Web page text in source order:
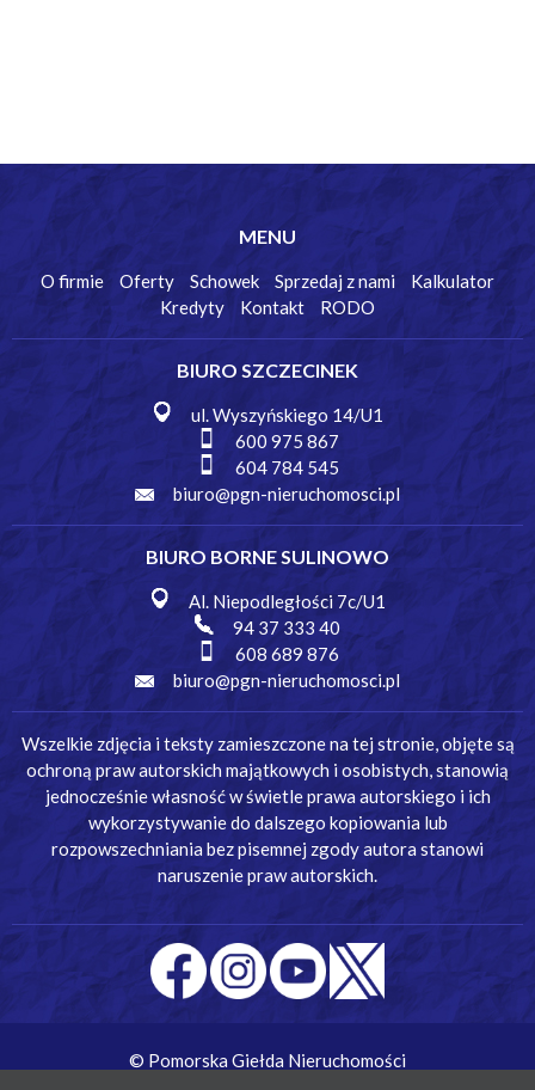
MENU
O firmie Oferty Schowek Sprzedaj z nami
Kalkulator
Kredyty
Kontakt RODO
BIURO SZCZECINEK
ul. Wyszyńskiego 14/U1
600 975 867
604 784 545
biuro@pgn-nieruchomosci.pl
BIURO BORNE SULINOWO
Al. Niepodległości 7c/U1
94 37 333 40
608 689 876
biuro@pgn-nieruchomosci.pl
Wszelkie zdjęcia i teksty zamieszczone na tej stronie, objęte są
ochroną praw autorskich majątkowych i osobistych, stanowią
jednocześnie własność w świetle prawa autorskiego i ich
wykorzystywanie do dalszego kopiowania lub
rozpowszechniania bez pisemnej zgody autora stanowi
naruszenie praw autorskich.
© Pomorska Giełda Nieruchomości